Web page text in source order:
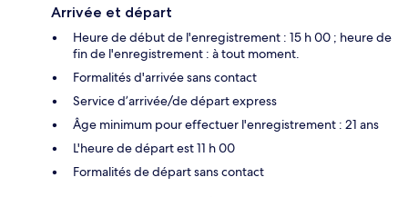
Arrivée et départ
Heure de début de l'enregistrement : 15 h 00 ; heure de
fin de l'enregistrement : à tout moment.
Formalités d'arrivée sans contact
Service d’arrivée/de départ express
Âge minimum pour effectuer l'enregistrement : 21 ans
L'heure de départ est 11 h 00
Formalités de départ sans contact